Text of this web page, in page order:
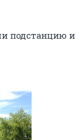
подстанцию и